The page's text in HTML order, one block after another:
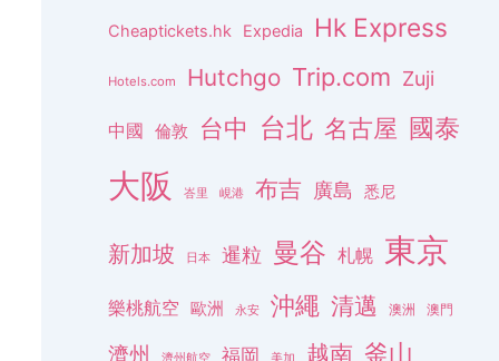
Cheaptickets.hk Expedia Hk Express
Hotels.com Hutchgo Trip.com Zuji
中國 倫敦 台中 台北 名古屋 國泰
大阪 峇里 峴港 布吉 廣島 悉尼
新加坡 日本 暹粒 曼谷 札幌 東京
樂桃航空 歐洲 永安 沖繩 清邁 澳洲 澳門
濟州 濟州航空 福岡 美加 越南 釜山